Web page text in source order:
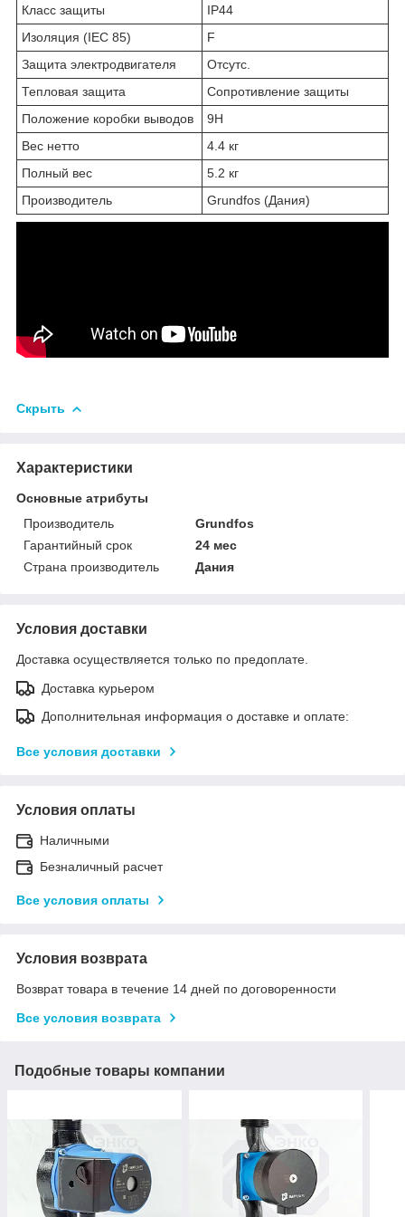
Класс защиты
IP44
Изоляция (IEC 85)
F
Защита электродвигателя
Отсутс.
Тепловая защита
Сопротивление защиты
Положение коробки выводов
9H
Вес нетто
4.4 кг
Полный вес
5.2 кг
Производитель
Grundfos (Дания)
Скрыть
Характеристики
Основные атрибуты
Производитель
Grundfos
Гарантийный срок
24 мес
Страна производитель
Дания
Условия доставки
Доставка осуществляется только по предоплате.
Доставка курьером
Дополнительная информация о доставке и оплате:
Все условия доставки
Условия оплаты
Наличными
Безналичный расчет
Все условия оплаты
Условия возврата
Возврат товара в течение 14 дней по договоренности
Все условия возврата
Подобные товары компании